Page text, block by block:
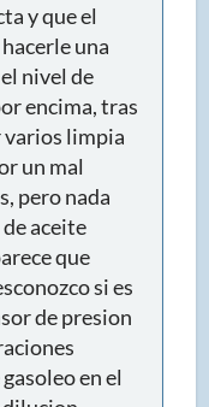
y que el
una
nivel de
encima, tras
varios limpia
un mal
pero nada
aceite
que
si es
de presion
en el